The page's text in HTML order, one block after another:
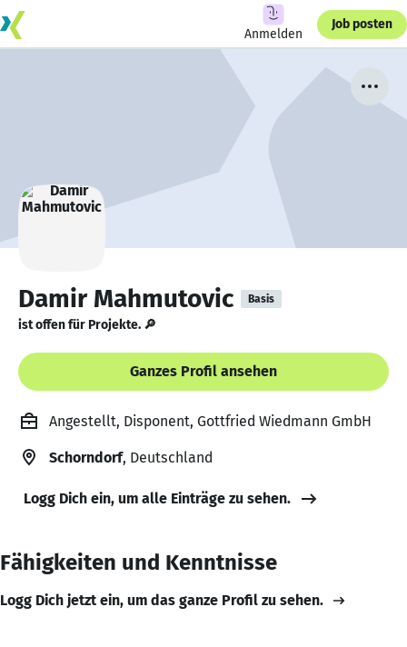
Anmelden
Job posten
Damir Mahmutovic Basis
ist offen für Projekte. 🔎
Ganzes Profil ansehen
Angestellt, Disponent, Gottfried Wiedmann GmbH
Schorndorf, Deutschland
Logg Dich ein, um alle Einträge zu sehen.
Fähigkeiten und Kenntnisse
Logg Dich jetzt ein, um das ganze Profil zu sehen.